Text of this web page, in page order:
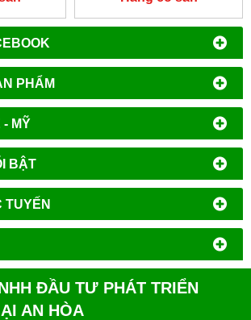
PHẨM
- MỸ
BẬT
TUYẾN
ĐẦU TƯ PHÁT TRIỂN
AN HÒA